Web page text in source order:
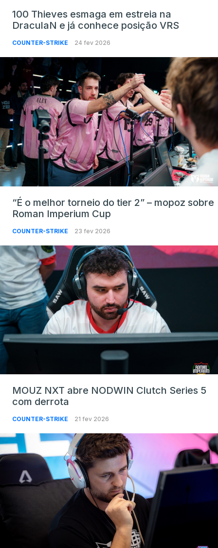
100 Thieves esmaga em estreia na
DraculaN e já conhece posição VRS
COUNTER-STRIKE 24 fev 2026
“É o melhor torneio do tier 2” – mopoz sobre
Roman Imperium Cup
COUNTER-STRIKE 23 fev 2026
MOUZ NXT abre NODWIN Clutch Series 5
com derrota
COUNTER-STRIKE 21 fev 2026